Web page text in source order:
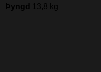
Þyngd 13,8 kg